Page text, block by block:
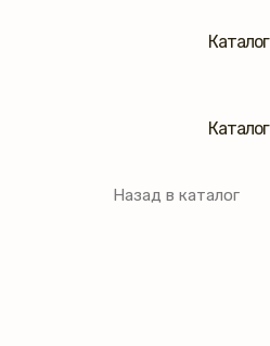
Каталог
Каталог
Назад в каталог